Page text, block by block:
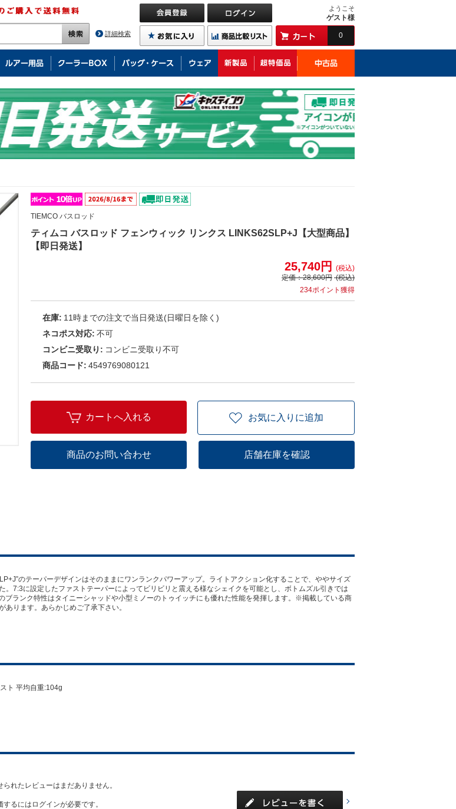
詳細検索
ようこそ
ゲスト様
0
TIEMCO バスロッド
ティムコ バスロッド フェンウィック リンクス LINKS62SLP+J【大型商品】
【即日発送】
25,740円
(税込)
定価：28,600円 (税込)
234ポイント獲得
在庫: 11時までの注文で当日発送(日曜日を除く)
ネコポス対応: 不可
コンビニ受取り: コンビニ受取り不可
商品コード: 4549769080121
カートへ入れる お気に入りに追加
商品のお問い合わせ 店舗在庫を確認
のテーパーデザインはそのままにワンランクパワーアップ。ライトアクション化することで、ややサイズ
7:3に設定したファストテーパーによってビリビリと震える様なシェイクを可能とし、ボトムズル引きでは
ランク特性はタイニーシャッドや小型ミノーのトゥイッチにも優れた性能を発揮します。※掲載している商
ります。あらかじめご了承下さい。
ト 平均自重:104g
られたレビューはまだありません。
するには ログインが必要です。